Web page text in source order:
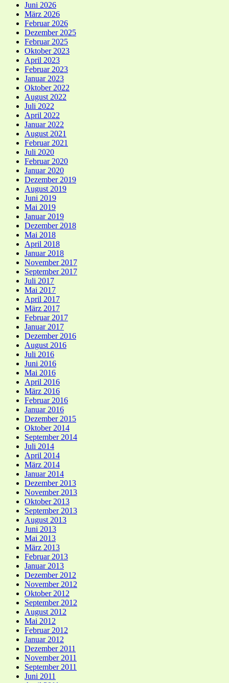
Juni 2026
März 2026
Februar 2026
Dezember 2025
Februar 2025
Oktober 2023
April 2023
Februar 2023
Januar 2023
Oktober 2022
August 2022
Juli 2022
April 2022
Januar 2022
August 2021
Februar 2021
Juli 2020
Februar 2020
Januar 2020
Dezember 2019
August 2019
Juni 2019
Mai 2019
Januar 2019
Dezember 2018
Mai 2018
April 2018
Januar 2018
November 2017
September 2017
Juli 2017
Mai 2017
April 2017
März 2017
Februar 2017
Januar 2017
Dezember 2016
August 2016
Juli 2016
Juni 2016
Mai 2016
April 2016
März 2016
Februar 2016
Januar 2016
Dezember 2015
Oktober 2014
September 2014
Juli 2014
April 2014
März 2014
Januar 2014
Dezember 2013
November 2013
Oktober 2013
September 2013
August 2013
Juni 2013
Mai 2013
März 2013
Februar 2013
Januar 2013
Dezember 2012
November 2012
Oktober 2012
September 2012
August 2012
Mai 2012
Februar 2012
Januar 2012
Dezember 2011
November 2011
September 2011
Juni 2011